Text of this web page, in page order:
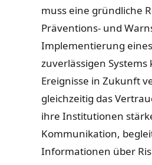
muss eine gründliche
Präventions- und
Implementierung
zuverlässigen
Ereignisse in Zukunft
gleichzeitig das
ihre Institutionen
Kommunikation,
Informationen über